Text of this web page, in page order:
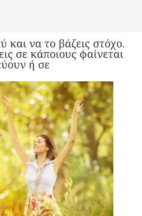
και να το βάζεις στόχο.
σε κάποιους φαίνεται
ή σε